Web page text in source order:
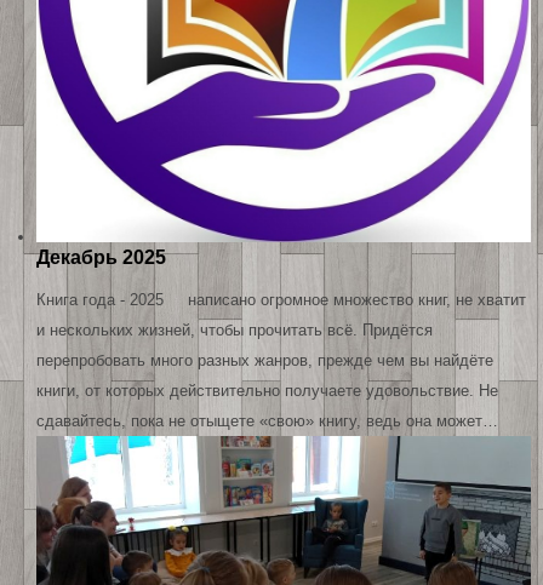
Декабрь 2025
Книга года - 2025 написано огромное множество книг, не хватит
и нескольких жизней, чтобы прочитать всё. Придётся
перепробовать много разных жанров, прежде чем вы найдёте
книги, от которых действительно получаете удовольствие. Не
сдавайтесь, пока не отыщете «свою» книгу, ведь она может…